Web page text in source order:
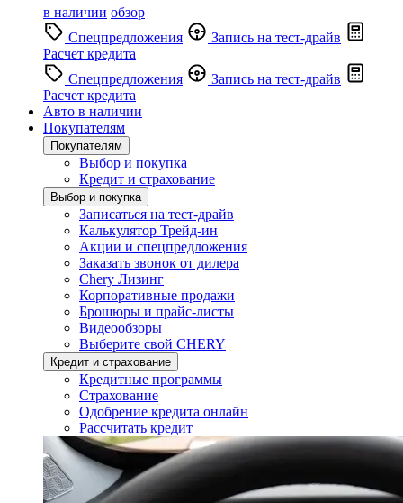
в наличии обзор
Спецпредложения
Запись на тест-драйв
Расчет кредита
Спецпредложения
Запись на тест-драйв
Расчет кредита
Авто в наличии
Покупателям
Покупателям
Выбор и покупка
Кредит и страхование
Выбор и покупка
Записаться на тест-драйв
Калькулятор Трейд-ин
Акции и спецпредложения
Заказать звонок от дилера
Chery Лизинг
Корпоративные продажи
Брошюры и прайс-листы
Видеообзоры
Выберите свой CHERY
Кредит и страхование
Кредитные программы
Страхование
Одобрение кредита онлайн
Рассчитать кредит